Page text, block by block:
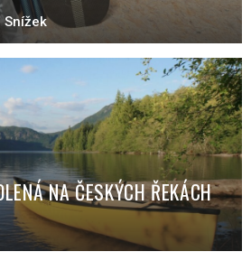
Snížek
NA ČESKÝCH ŘEKÁCH